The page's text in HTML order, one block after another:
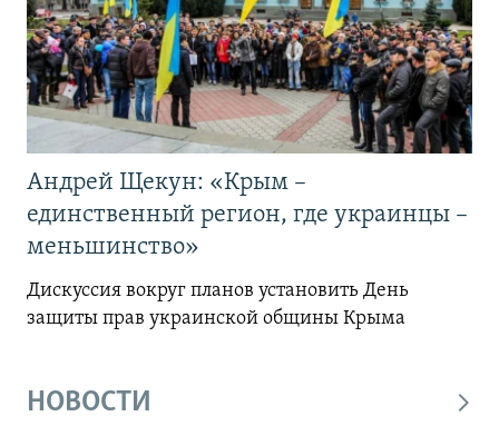
Андрей Щекун: «Крым –
единственный регион, где украинцы –
меньшинство»
Дискуссия вокруг планов установить День
защиты прав украинской общины Крыма
НОВОСТИ